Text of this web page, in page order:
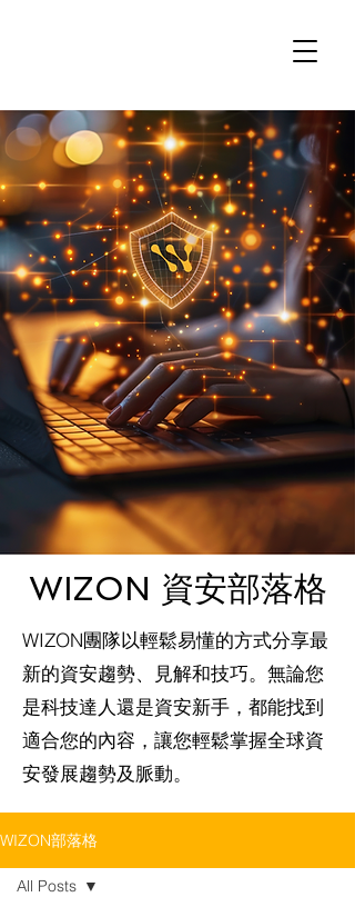
WIZON 資安部落格
WIZON團隊以輕鬆易懂的方式分享最
新的資安趨勢、見解和技巧。無論您
是科技達人還是資安新手，都能找到
適合您的內容，讓您輕鬆掌握全球資
安發展趨勢及脈動。
WIZON部落格
All Posts